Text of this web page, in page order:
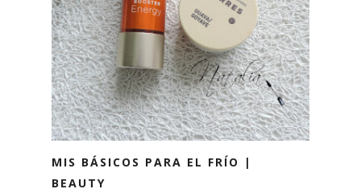
MIS BÁSICOS PARA EL FRÍO |
BEAUTY